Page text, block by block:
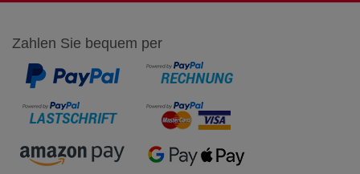
Zahlen Sie bequem per